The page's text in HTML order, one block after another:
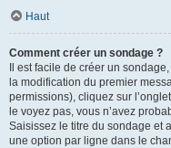
Haut
Comment créer un sondage ?
Il est facile de créer un
la modification du premier
permissions), cliquez sur l’onglet
le voyez pas, vous n’avez
Saisissez le titre du sondage et
une option par ligne dans le